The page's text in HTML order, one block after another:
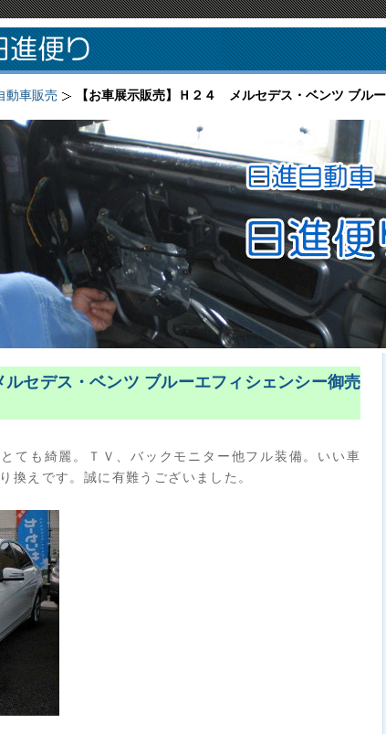
動車販売 【お車展示販売】Ｈ２４ メルセデス・ベンツ ブル
セデス・ベンツ ブルーエフィシェンシー御売
ても綺麗。ＴＶ、バックモニター他フル装備。いい車
えです。誠に有難うございました。